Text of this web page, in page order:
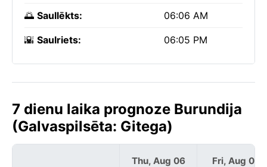
🌅 Saullēkts: 06:06 AM
🌇 Saulriets: 06:05 PM
7 dienu laika prognoze Burundija
(Galvaspilsēta: Gitega)
Thu, Aug 06 Fri, Aug 07